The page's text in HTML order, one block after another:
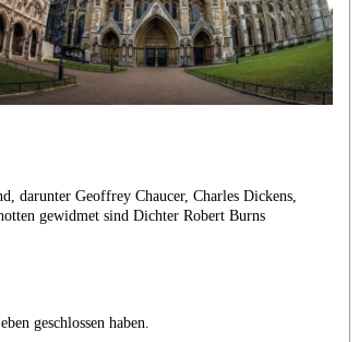
darunter Geoffrey Chaucer, Charles Dickens,
gewidmet sind Dichter Robert Burns
geschlossen haben.